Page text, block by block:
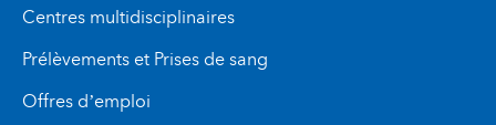
Centres multidisciplinaires
Prélèvements et Prises de sang
Offres d’emploi